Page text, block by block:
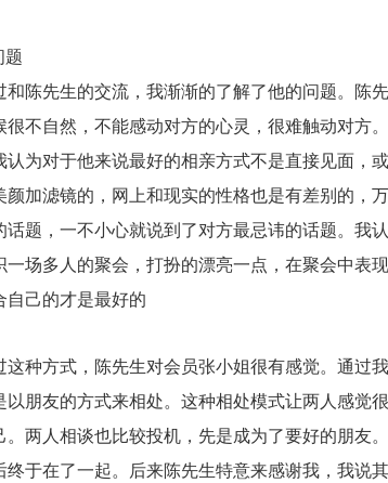
题
先生的交流，我渐渐的了解了他的问题。陈
很不自然，不能感动对方的心灵，很难触动对方
认为对于他来说最好的相亲方式不是直接见面，
颜加滤镜的，网上和现实的性格也是有差别的，
话题，一不小心就说到了对方最忌讳的话题。我
一场多人的聚会，打扮的漂亮一点，在聚会中表
己的才是最好的
方式，陈先生对会员张小姐很有感觉。通过
以朋友的方式来相处。这种相处模式让两人感觉
。两人相谈也比较投机，先是成为了要好的朋友
终于在了一起。后来陈先生特意来感谢我，我说